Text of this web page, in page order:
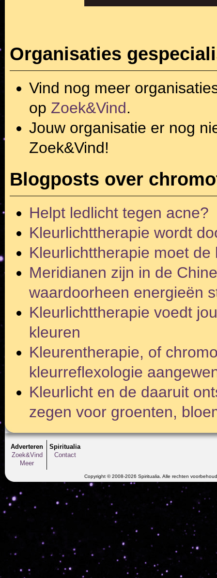
Organisaties
Vind nog meer
op Zoek&Vind.
Jouw organisatie er nog
Zoek&Vind!
Blogposts over
Helpt ledlicht tegen acne?
Kleurlichttherapie wordt
Kleurlichttherapie moet
Meridianen zijn in de
waardoorheen energieën
Kleurlichttherapie voedt
kleuren
Kleurentherapie, of
kleurreflexologie
Kleurlicht en de daaruit
zegen voor groenten,
Adverteren
Zoek&Vind
Meer
Spiritualia
Contact
Copyright © 2008-2026 Spiritualia. Alle rechten